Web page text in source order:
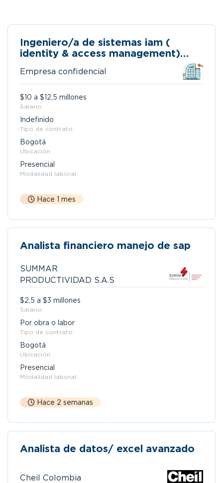
Ingeniero/a de sistemas iam (
identity & access management)
austria
Empresa confidencial
$10 a $12,5 millones
Salario
Indefinido
Tipo de contrato
Bogotá
Ubicación
Presencial
Modalidad laboral
Hace 1 mes
Analista financiero manejo de sap
SUMMAR
PRODUCTIVIDAD S.A.S
$2,5 a $3 millones
Salario
Por obra o labor
Tipo de contrato
Bogotá
Ubicación
Presencial
Modalidad laboral
Hace 2 semanas
Analista de datos/ excel avanzado
Cheil Colombia